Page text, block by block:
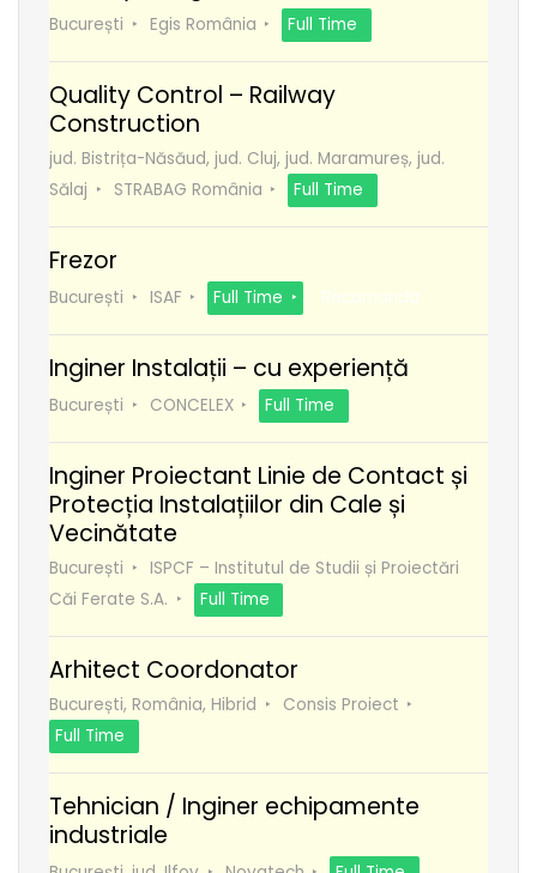
București Egis România Full Time
Quality Control – Railway
Construction
jud. Bistrița-Năsăud, jud. Cluj, jud. Maramureș, jud.
Sălaj
STRABAG România Full Time
Frezor
București ISAF Full Time Recomanda
Inginer Instalații – cu experiență
București CONCELEX Full Time
Inginer Proiectant Linie de Contact și
Protecția Instalațiilor din Cale și
Vecinătate
București
ISPCF – Institutul de Studii și Proiectări
Căi Ferate S.A.
Full Time
Arhitect Coordonator
București, România, Hibrid
Consis Proiect
Full Time
Tehnician / Inginer echipamente
industriale